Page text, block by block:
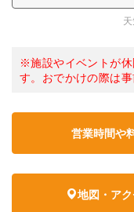
※施設やイベントが
す。おでかけの際は事
営業時間や
地図・ア